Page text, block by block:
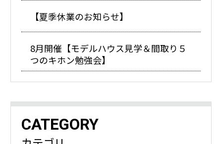
【夏季休業のお知らせ】
8月開催【モデルハウス見学＆間取り５
つのキホン勉強会】
CATEGORY